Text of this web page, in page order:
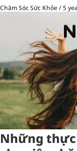
Chăm Sóc Sức Khỏe/5
Những thực